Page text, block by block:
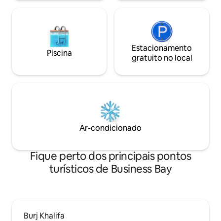
Piscina
Estacionamento
gratuito no local
Ar-condicionado
Fique perto dos principais pontos
turísticos de Business Bay
Burj Khalifa